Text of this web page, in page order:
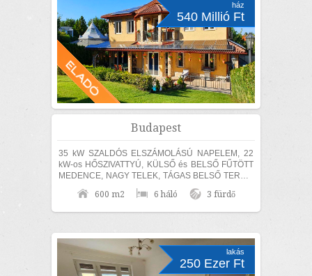
ház
540 Millió Ft
Budapest
35 kW SZALDÓS ELSZÁMOLÁSÚ NAPELEM, 22
kW-os HŐSZIVATTYÚ, KÜLSŐ és BELSŐ FŰTÖTT
MEDENCE, NAGY TELEK, TÁGAS BELSŐ TEREK,
SZÁMOS EXTRÁVAL és akár TELJES
BÚTORZATTAL és beépített...
600 m2 6 háló 3 fürdő
lakás
250 Ezer Ft